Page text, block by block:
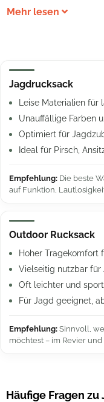
Mehr lesen
Jagdrucksack
Leise Materialien für
Unauffällige Farben
Optimiert für
Ideal für Pirsch,
Empfehlung: Die beste
auf Funktion,
Outdoor Rucksack
Hoher Tragekomfort
Vielseitig nutzbar für
Oft leichter und
Für Jagd geeignet,
Empfehlung: Sinnvoll,
möchtest – im Revier
Häufige Fragen